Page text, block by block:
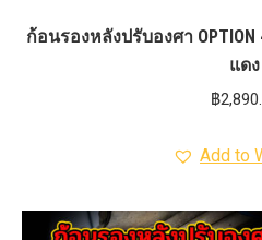
ก้อนรองหลังปรับองศา OPTION
แดง
฿
Add to